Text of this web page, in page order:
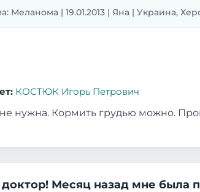
Меланома | 19.01.2013 | Яна | Украина,
КОСТЮК Игорь Петрович
нужна. Кормить грудью можно.
Месяц назад мне была